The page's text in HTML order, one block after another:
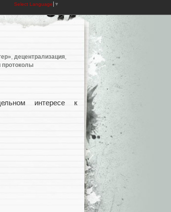
Select Language ▼
, децентрализация,
протоколы
интересе к